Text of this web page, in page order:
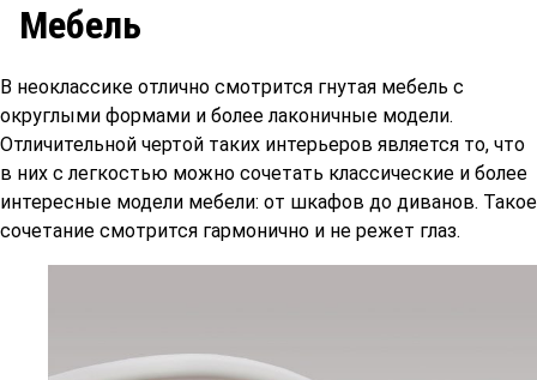
Мебель
В неоклассике отлично смотрится гнутая мебель с
округлыми формами и более лаконичные модели.
Отличительной чертой таких интерьеров является то, что
в них с легкостью можно сочетать классические и более
интересные модели мебели: от шкафов до диванов. Такое
сочетание смотрится гармонично и не режет глаз.